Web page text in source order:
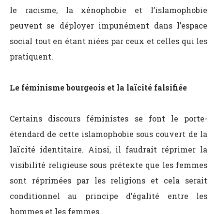
le racisme, la xénophobie et l’islamophobie
peuvent se déployer impunément dans l’espace
social tout en étant niées par ceux et celles qui les
pratiquent.
Le féminisme bourgeois et la laïcité falsifiée
Certains discours féministes se font le porte-
étendard de cette islamophobie sous couvert de la
laïcité identitaire. Ainsi, il faudrait réprimer la
visibilité religieuse sous prétexte que les femmes
sont réprimées par les religions et cela serait
conditionnel au principe d’égalité entre les
hommes et les femmes.